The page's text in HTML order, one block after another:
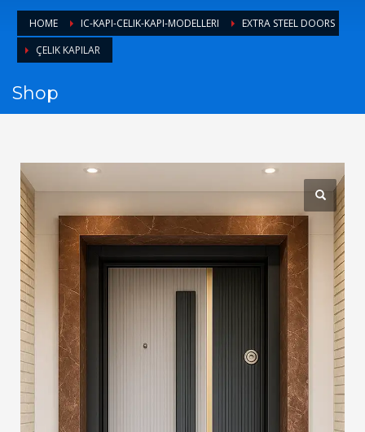
1 Login or create new account.
2 Review your order.
3 Payment &FREE
If you still have problems, please let us know, by sending an
email to support@website.com . Thank you!
Mon-Fri 9:00AM - 6:00AM
Sat - 9:00AM-5:00PM
Sundays by appointment only!
HOME IC-KAPI-CELIK-KAPI-MODELLERI
EXTRA STEEL DOORS
ÇELIK KAPILAR
Shop